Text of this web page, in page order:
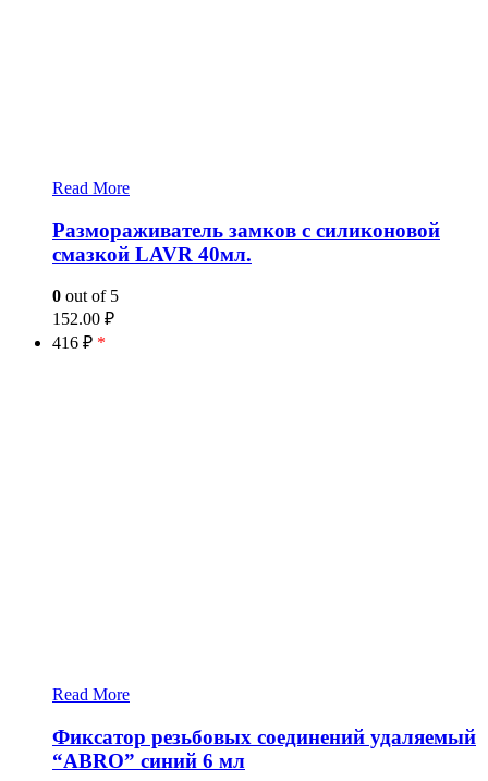
Read More
Размораживатель замков с силиконовой
смазкой LAVR 40мл.
0 out of 5
152.00 ₽
416 ₽ *
Read More
Фиксатор резьбовых соединений удаляемый
“ABRO” синий 6 мл